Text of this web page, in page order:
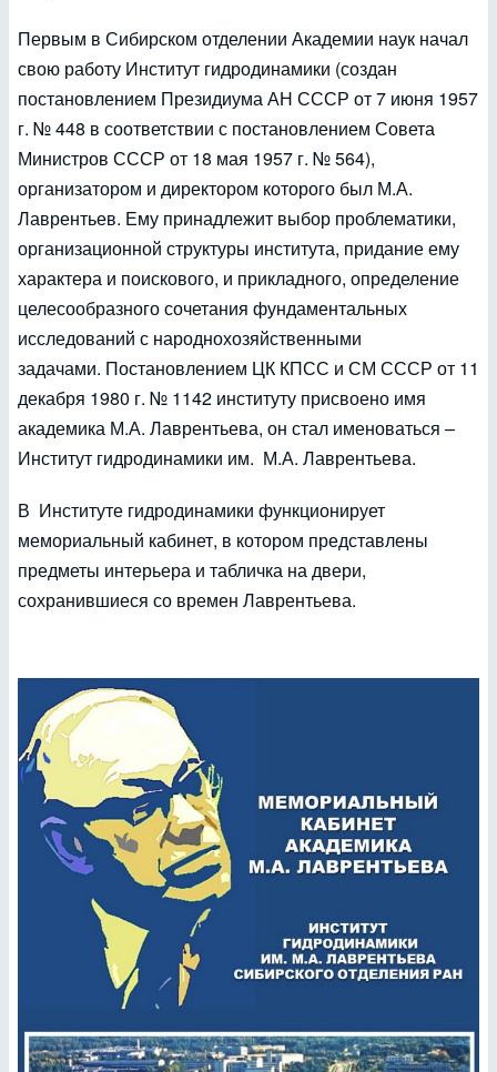
Первым в Сибирском отделении Академии наук начал
свою работу Институт гидродинамики (создан
постановлением Президиума АН СССР от 7 июня 1957
г. № 448 в соответствии с постановлением Совета
Министров СССР от 18 мая 1957 г. № 564),
организатором и директором которого был М.А.
Лаврентьев. Ему принадлежит выбор проблематики,
организационной структуры института, придание ему
характера и поискового, и прикладного, определение
целесообразного сочетания фундаментальных
исследований с народнохозяйственными
задачами. Постановлением ЦК КПСС и СМ СССР от 11
декабря 1980 г. № 1142 институту присвоено имя
академика М.А. Лаврентьева, он стал именоваться –
Институт гидродинамики им. М.А. Лаврентьева.
В Институте гидродинамики функционирует
мемориальный кабинет, в котором представлены
предметы интерьера и табличка на двери,
сохранившиеся со времен Лаврентьева.